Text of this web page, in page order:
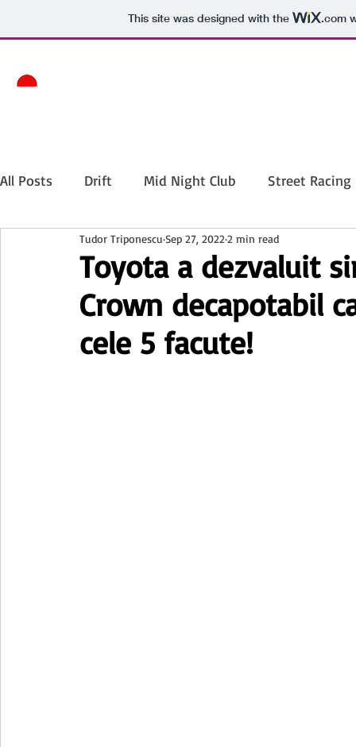
This site was designed with the .com
All Posts Drift Mid Night Club Street Racing
Stance RWB Toyota
Motorpark Mazda Stiri Mitsubishi
Toyota a dezvaluit
Crown decapotabil
cele 5 facute!
Tudor Triponescu Sep 27, 2022 2 min read